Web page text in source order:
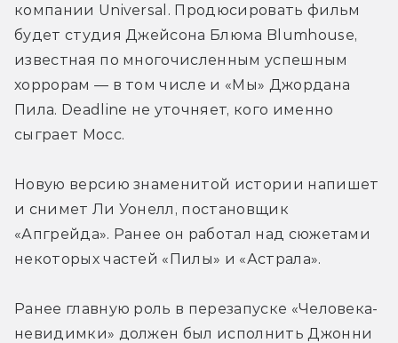
компании Universal. Продюсировать фильм
будет студия Джейсона Блюма Blumhouse,
известная по многочисленным успешным
хоррорам — в том числе и «Мы» Джордана
Пила. Deadline не уточняет, кого именно
сыграет Мосс.
Новую версию знаменитой истории напишет
и снимет Ли Уонелл, постановщик
«Апгрейда». Ранее он работал над сюжетами
некоторых частей «Пилы» и «Астрала».
Ранее главную роль в перезапуске «Человека-
невидимки» должен был исполнить Джонни